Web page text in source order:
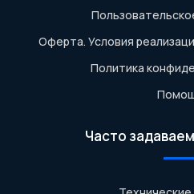
Оферта. Условия
Политика
Часто